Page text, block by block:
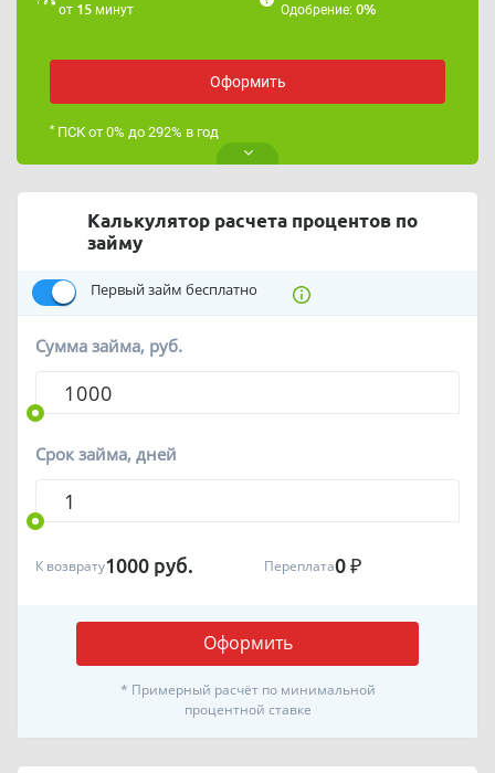
от 15 минут Одобрение: 0%
Оформить
*ПСК от 0% до 292% в год
Калькулятор расчета процентов по
займу
Первый займ бесплатно
Сумма займа, руб.
Срок займа, дней
Оформить
К возврату1000 руб. Переплата0 ₽
* Примерный расчёт по минимальной
процентной ставке